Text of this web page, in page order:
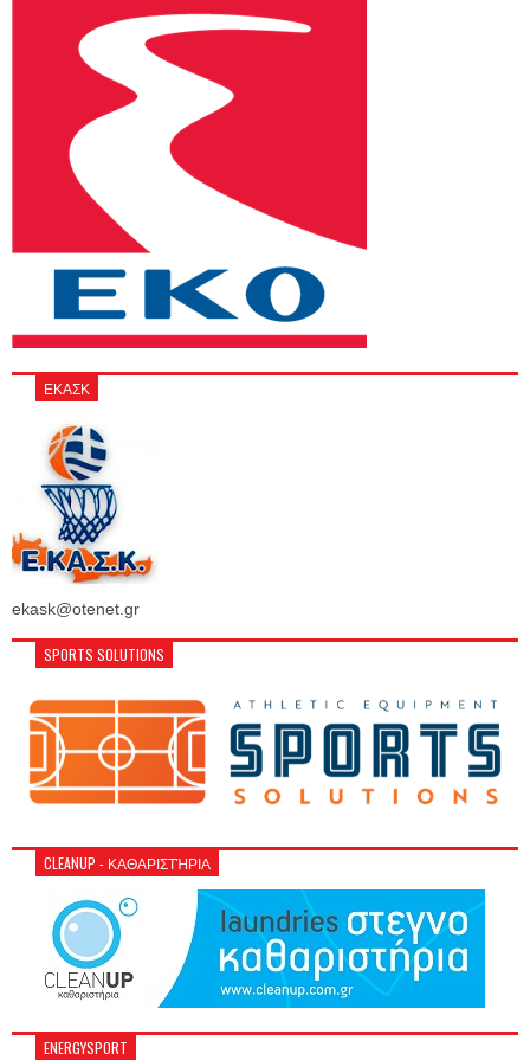
ΕΚΑΣΚ
ekask@otenet.gr
SPORTS SOLUTIONS
CLEANUP - ΚΑΘΑΡΙΣΤΉΡΙΑ
ENERGYSPORT